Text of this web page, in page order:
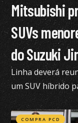
Mitsubishi
SUVs
do Suzuki
Linha deverá
um SUV híbrido
semelhante ao
COMPRA PCD